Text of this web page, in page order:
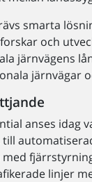
smarta
och
järnvägens
järnvägar
anses idag
linjer